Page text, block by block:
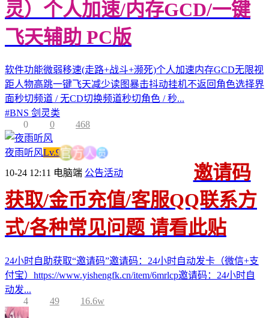
灵）个人加速/内存GCD/一键
飞天辅助 PC版
软件功能微弱移速(走路+战斗+濒死)个人加速内存GCD无限视
距人物高跳一键飞天减少读图暴击抖动挂机不返回角色选择界
面秒切频道 / 无CD切换频道秒切角色 / 秒...
#BNS 剑灵类
0
0 468
夜雨听风Lv.9官 方人员
10-24 12:11 电脑端 公告活动
邀请码
获取/金币充值/客服QQ联系方
式/各种常见问题 请看此贴
24小时自助获取“邀请码”邀请码：24小时自动发卡（微信+支
付宝）https://www.yishengfk.cn/item/6mrlcp邀请码：24小时自
动发...
4
49 16.6w